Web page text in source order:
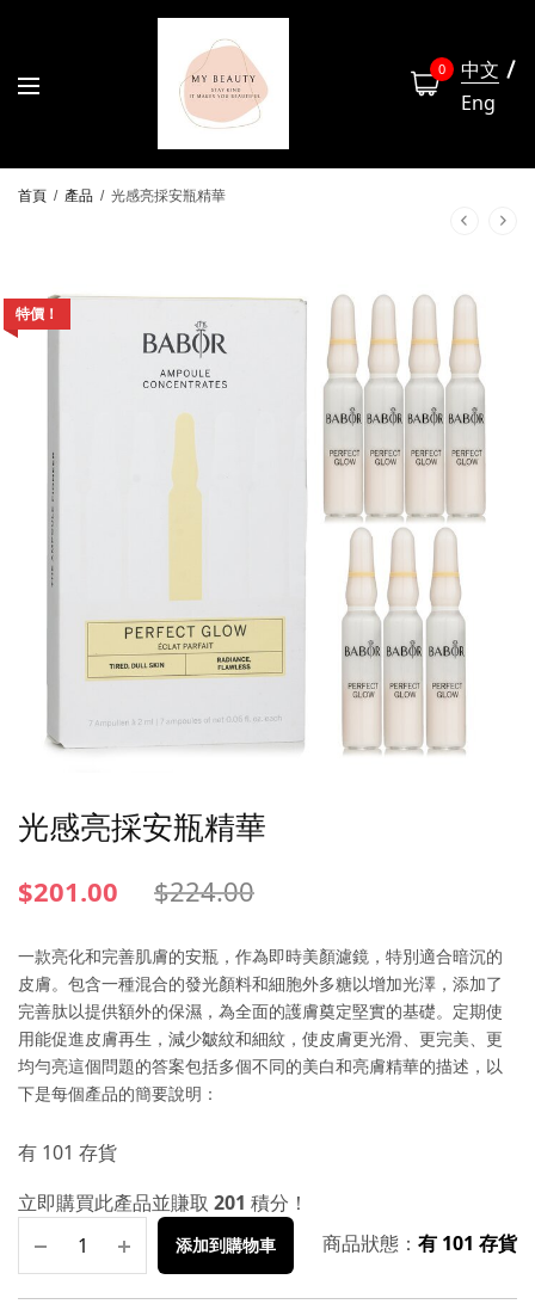
0
中文
Eng
首頁 / 產品 / 光感亮採安瓶精華
特價！
光感亮採安瓶精華
$201.00 $224.00
一款亮化和完善肌膚的安瓶，作為即時美顏濾鏡，特別適合暗沉的
皮膚。包含一種混合的發光顏料和細胞外多糖以增加光澤，添加了
完善肽以提供額外的保濕，為全面的護膚奠定堅實的基礎。定期使
用能促進皮膚再生，減少皺紋和細紋，使皮膚更光滑、更完美、更
均勻亮這個問題的答案包括多個不同的美白和亮膚精華的描述，以
下是每個產品的簡要說明：
有 101 存貨
立即購買此產品並賺取 201 積分！
添加到購物車 商品狀態： 有 101 存貨